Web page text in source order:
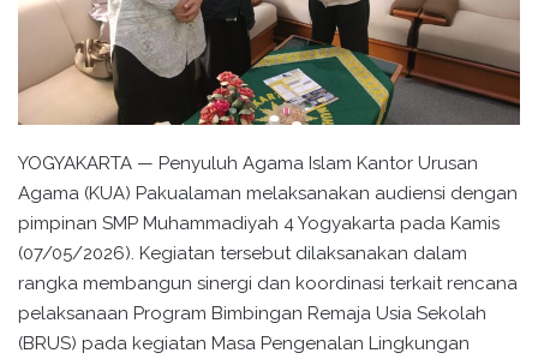
YOGYAKARTA — Penyuluh Agama Islam Kantor Urusan
Agama (KUA) Pakualaman melaksanakan audiensi dengan
pimpinan SMP Muhammadiyah 4 Yogyakarta pada Kamis
(07/05/2026). Kegiatan tersebut dilaksanakan dalam
rangka membangun sinergi dan koordinasi terkait rencana
pelaksanaan Program Bimbingan Remaja Usia Sekolah
(BRUS) pada kegiatan Masa Pengenalan Lingkungan